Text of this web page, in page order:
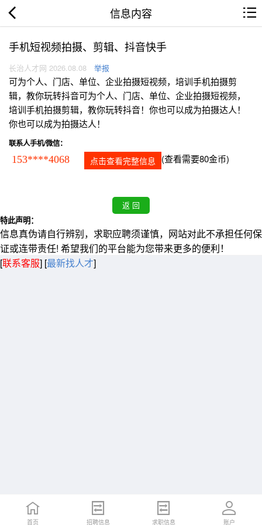
信息内容
手机短视频拍摄、剪辑、抖音快手
长治人才网 2026.08.08 举报
可为个人、门店、单位、企业拍摄短视频，培训手机拍摄剪
辑，教你玩转抖音可为个人、门店、单位、企业拍摄短视频，
培训手机拍摄剪辑，教你玩转抖音！你也可以成为拍摄达人！
你也可以成为拍摄达人！
联系人手机/微信：
153****4068 点击查看完整信息 (查看需要80金币)
特此声明：
信息真伪请自行辨别，求职应聘须谨慎，网站对此不承担任何保
证或连带责任! 希望我们的平台能为您带来更多的便利！
[联系客服] [最新找人才]
首页 招聘信息 求职信息 账户